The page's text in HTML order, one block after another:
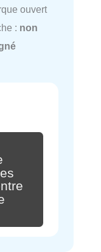
ouvert
: non